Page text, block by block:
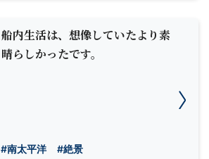
船内生活は、想像していたより素
晴らしかったです。
#南太平洋
#絶景